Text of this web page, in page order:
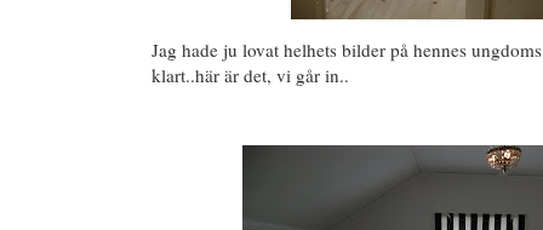
Jag hade ju lovat helhets bilder på hennes
klart..här är det, vi går in..